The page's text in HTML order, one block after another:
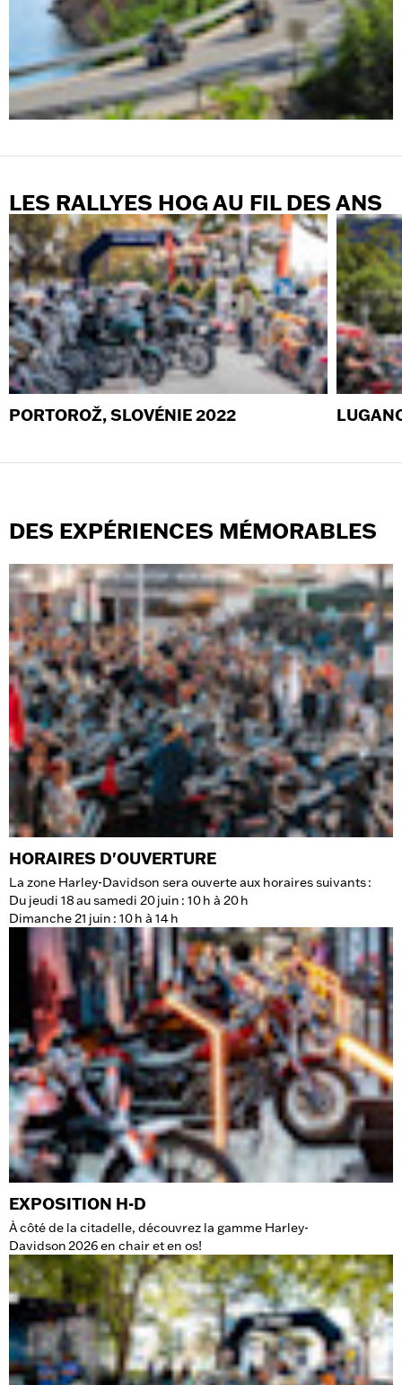
LES RALLYES HOG AU FIL DES ANS
PORTOROŽ, SLOVÉNIE 2022
DES EXPÉRIENCES MÉMORABLES
HORAIRES D'OUVERTURE
La zone Harley-Davidson sera ouverte aux horaires suivants :
Du jeudi 18 au samedi 20 juin : 10 h à 20 h
Dimanche 21 juin : 10 h à 14 h
EXPOSITION H-D
À côté de la citadelle, découvrez la gamme Harley-
Davidson 2026 en chair et en os!